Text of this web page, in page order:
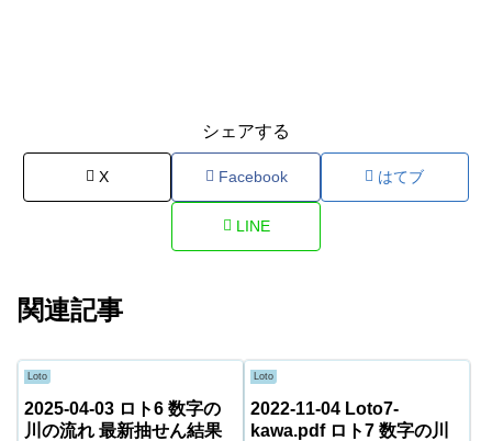
シェアする
X Facebook はてブ
LINE
関連記事
Loto
2025-04-03 ロト6 数字の
川の流れ 最新抽せん結果
Loto
2022-11-04 Loto7-
kawa.pdf ロト7 数字の川